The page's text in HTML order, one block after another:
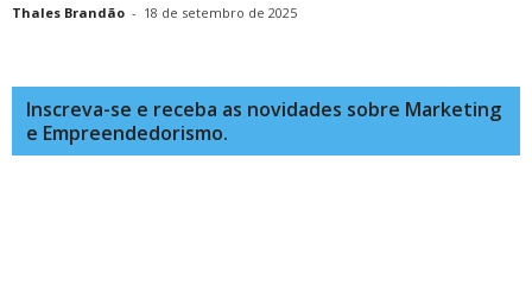
Thales Brandão - 18 de setembro de 2025
Inscreva-se e receba as novidades sobre Marketing
e Empreendedorismo.